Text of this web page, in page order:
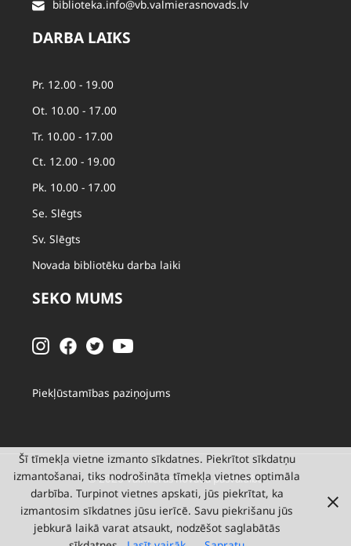
biblioteka.info@vb.valmierasnovads.lv
DARBA LAIKS
Pr. 12.00 - 19.00
Ot. 10.00 - 17.00
Tr. 10.00 - 17.00
Ct. 12.00 - 19.00
Pk. 10.00 - 17.00
Se. Slēgts
Sv. Slēgts
Novada bibliotēku darba laiki
SEKO MUMS
Piekļūstamības paziņojums
© 2026 Valmieras novada pašvaldība
Šī tīmekļa vietne izmanto sīkdatnes. Piekrītot sīkdatņu
izmantošanai, tiks nodrošināta tīmekļa vietnes optimāla
darbība. Turpinot vietnes apskati, jūs piekrītat, ka
izmantosim sīkdatnes jūsu ierīcē. Savu piekrišanu jūs
jebkurā laikā varat atsaukt, nodzēšot saglabātās